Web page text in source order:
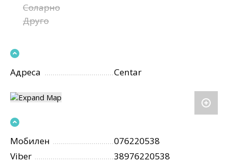
Соларно
Друго
Адреса Centar
Мобилен
076220538
Viber
38976220538